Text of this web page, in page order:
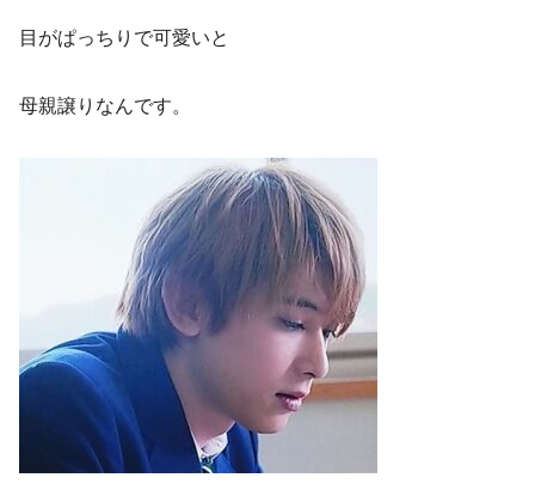
目がぱっちりで可愛いと
母親譲りなんです。